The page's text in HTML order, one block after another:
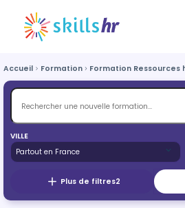
Accueil Formation Formation Ressources
VILLE
Plus de filtres2